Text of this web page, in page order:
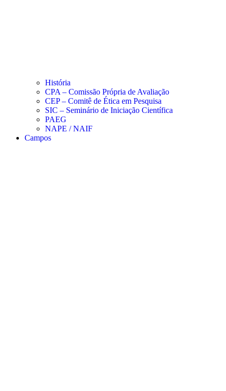
História
CPA – Comissão Própria de Avaliação
CEP – Comitê de Ética em Pesquisa
SIC – Seminário de Iniciação Científica
PAEG
NAPE / NAIF
Campos